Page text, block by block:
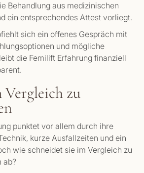
Behandlung aus medizinischen
ein entsprechendes Attest vorliegt.
sich ein offenes Gespräch mit
und mögliche
die Femilift Erfahrung finanziell
zu
punktet vor allem durch ihre
kurze Ausfallzeiten und ein
wie schneidet sie im Vergleich zu
ab?